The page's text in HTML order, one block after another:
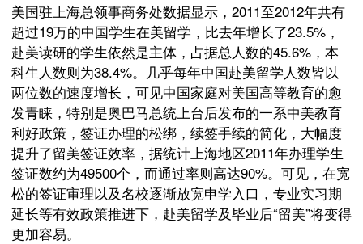
美国驻上海总领事商务处数据显示，2011至2012年共有
超过19万的中国学生在美留学，比去年增长了23.5%，
赴美读研的学生依然是主体，占据总人数的45.6%，本
科生人数则为38.4%。几乎每年中国赴美留学人数皆以
两位数的速度增长，可见中国家庭对美国高等教育的愈
发青睐，特别是奥巴马总统上台后发布的一系中美教育
利好政策，签证办理的松绑，续签手续的简化，大幅度
提升了留美签证效率，据统计上海地区2011年办理学生
签证数约为49500个，而通过率则高达90%。可见，在宽
松的签证审理以及名校逐渐放宽申学入口，专业实习期
延长等有效政策推进下，赴美留学及毕业后“留美”将变得
更加容易。